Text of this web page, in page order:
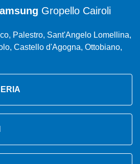
Gropello Cairoli
Palestro, Sant'Angelo Lomellina,
Castello d'Agogna, Ottobiano,